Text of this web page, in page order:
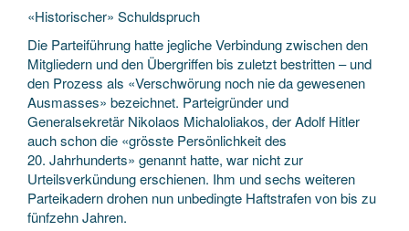
«Historischer» Schuldspruch
Die Parteiführung hatte jegliche Verbindung zwischen den
Mitgliedern und den Übergriffen bis zuletzt bestritten – und
den Prozess als «Verschwörung noch nie da gewesenen
Ausmasses» bezeichnet. Parteigründer und
Generalsekretär Nikolaos Michaloliakos, der Adolf Hitler
auch schon die «grösste Persönlichkeit des
20. Jahrhunderts» genannt hatte, war nicht zur
Urteilsverkündung erschienen. Ihm und sechs weiteren
Parteikadern drohen nun unbedingte Haftstrafen von bis zu
fünfzehn Jahren.